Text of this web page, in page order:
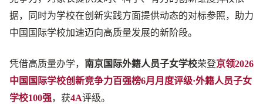
据，同时为学校在创新实践方面提供动态的对标参照，助力
中国国际学校加速迈向高质量发展的新阶段。
凭借高质量办学， 南京国际外籍人员子女学校荣登京领2026
中国国际学校创新竞争力百强榜6月月度评级·外籍人员子女
学校100强，获4A评级。